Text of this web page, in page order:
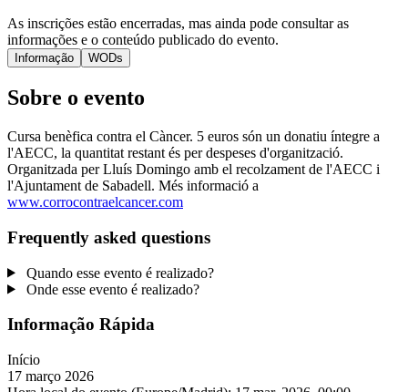
As inscrições estão encerradas, mas ainda pode consultar as
informações e o conteúdo publicado do evento.
Informação WODs
Sobre o evento
Cursa benèfica contra el Càncer. 5 euros són un donatiu íntegre a
l'AECC, la quantitat restant és per despeses d'organització.
Organitzada per Lluís Domingo amb el recolzament de l'AECC i
l'Ajuntament de Sabadell. Més informació a
www.corrocontraelcancer.com
Frequently asked questions
Quando esse evento é realizado?
Onde esse evento é realizado?
Informação Rápida
Início
17 março 2026